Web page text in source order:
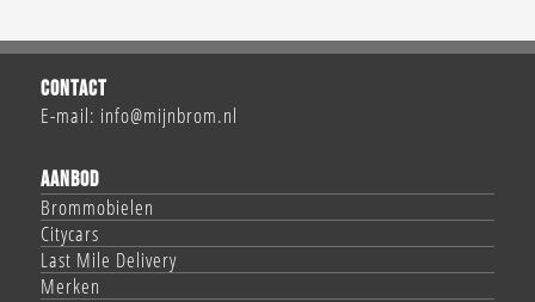
CONTACT
E-mail: info@mijnbrom.nl
AANBOD
Brommobielen
Citycars
Last Mile Delivery
Merken